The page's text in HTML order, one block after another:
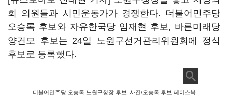
회 의원들과 시민운동가가 경쟁한다. 더불어민주당
오승록 후보와 자유한국당 임재현 후보, 바른미래당
양건모 후보는 24일 노원구선거관리위원회에 정식
후보로 등록했다.
더불어민주당 오승록 노원구청장 후보. 사진/오승록 후보 페이스북